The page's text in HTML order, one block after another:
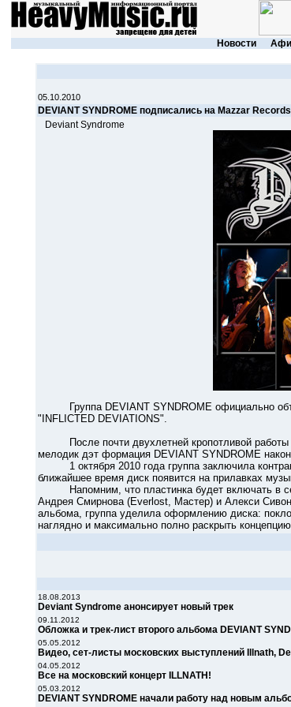
Новости
05.10.2010
DEVIANT SYNDROME подписались на Mazzar Records
Deviant Syndrome
Группа DEVIANT SYNDROME официально
"INFLICTED DEVIATIONS".
После почти двухлетней кропотливой работы
мелодик дэт формация DEVIANT SYNDROME
1 октября 2010 года группа заключила
ближайшее время диск появится на прилавках
Напомним, что пластинка будет включать в
Андрея Смирнова (Everlost, Мастер) и Алекси
альбома, группа уделила оформлению диска:
наглядно и максимально полно раскрыть
18.08.2013
Deviant Syndrome анонсирует новый трек
09.11.2012
Обложка и трек-лист второго альбома DEVIANT
05.05.2012
Видео, сет-листы московских выступлений Illnath,
04.05.2012
Все на московский концерт ILLNATH!
05.03.2012
DEVIANT SYNDROME начали работу над новым